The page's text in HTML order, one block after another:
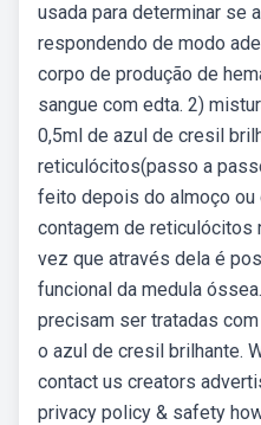
usada para determinar se
respondendo de modo
corpo de produção de
sangue com edta. 2)
0,5ml de azul de cresil
reticulócitos(passo a
feito depois do almoço ou
contagem de reticulócitos
vez que através dela é
funcional da medula
precisam ser tratadas
o azul de cresil brilhante.
contact us creators
privacy policy & safety